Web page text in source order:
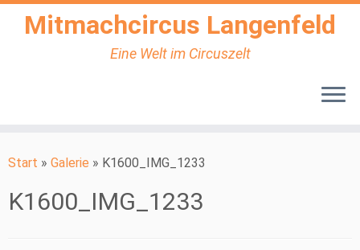
Inhalt
Mitmachcircus Langenfeld
Eine Welt im Circuszelt
Start » Galerie » K1600_IMG_1233
K1600_IMG_1233